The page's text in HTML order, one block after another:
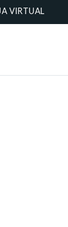
VIRTUAL